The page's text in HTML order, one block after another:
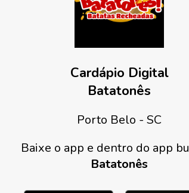
Cardápio Digital
Batatonês
Porto Belo - SC
Baixe o app e dentro do app
Batatonês